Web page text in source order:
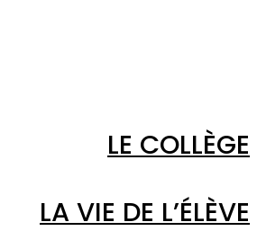
LE COLLÈGE
LA VIE DE L’ÉLÈVE